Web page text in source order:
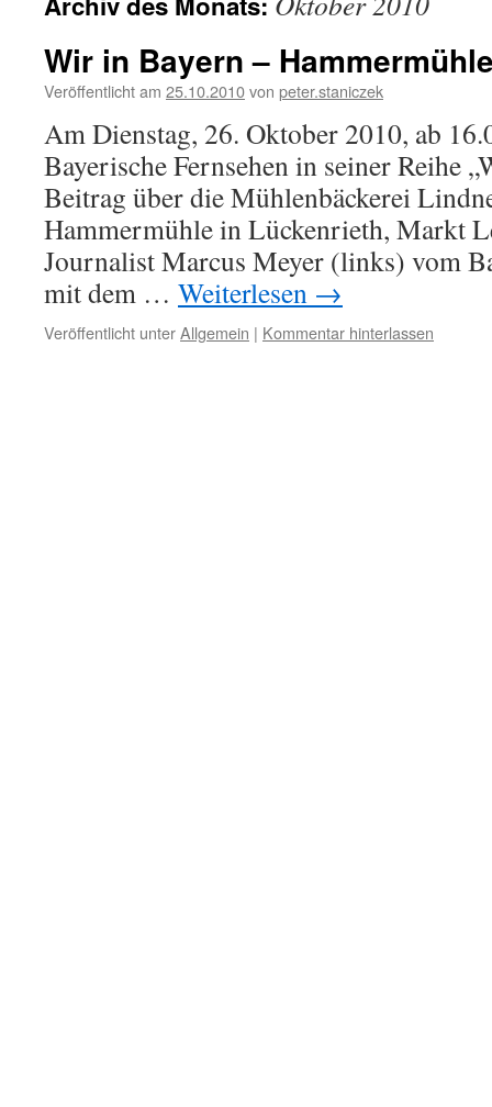
Wir in Bayern –
Veröffentlicht am 25.10.2010von peter.staniczek
Am Dienstag, 26. Oktober 2010, ab
Bayerische Fernsehen in seiner Reihe
Beitrag über die Mühlenbäckerei
Hammermühle in Lückenrieth, Markt
Journalist Marcus Meyer (links) vom
mit dem … Weiterlesen →
Veröffentlicht unterAllgemein | Kommentar hinterlassen